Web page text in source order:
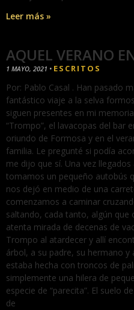
Leer más »
AQUEL VERANO
1 MAYO, 2021 • ESCRITOS
Por: Pablo Casal . Han pasado
fantástico viaje a la selva
siguen presentes en mi
“Trompo”, el lavacopas del bar
oriundo de Formosa y en el
familia. Le pregunté si podía
me dijo que sí. Una vez
tomamos un pequeño autobús
nos dejó en medio de una
comenzamos a caminar
saltando, cada tanto, algún
atenta mirada de decenas de
Trompo al atardecer y allí
árbol, a su padre, su hermano y
estaba hecha con troncos de
simplemente una hilera de
especie de “parecita”. El suelo
de